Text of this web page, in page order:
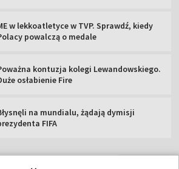
w lekkoatletyce w TVP. Sprawdź, kiedy
powalczą o medale
kontuzja kolegi Lewandowskiego.
osłabienie Fire
na mundialu, żądają dymisji
FIFA